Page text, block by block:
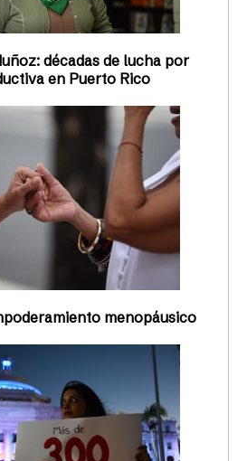
décadas de lucha por
en Puerto Rico
menopáusico